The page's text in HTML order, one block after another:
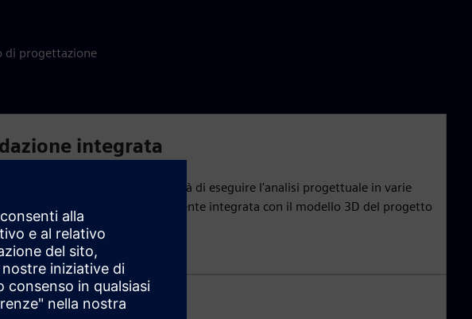
di progettazione
integrata
la qualità grazie alla possibilità di eseguire l'analisi progettuale in varie
ciclo di progettazione, strettamente integrata con il modello 3D del progetto
immersivo